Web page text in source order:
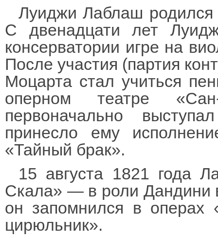
Луиджи Лаблаш родился
С двенадцати лет
консерватории игре на
После участия (партия
Моцарта стал учиться
оперном театре
первоначально
принесло ему
«Тайный брак».
15 августа 1821 года
Скала» — в роли Дандини
он запомнился в операх
цирюльник».